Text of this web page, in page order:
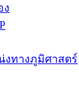
ง
งทางภูมิศาสตร์